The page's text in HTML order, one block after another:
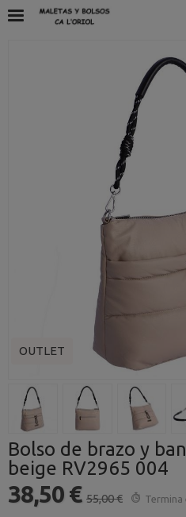
OUTLET
Bolso de brazo y
beige RV2965 004
38,50 € 55,00 € Termina